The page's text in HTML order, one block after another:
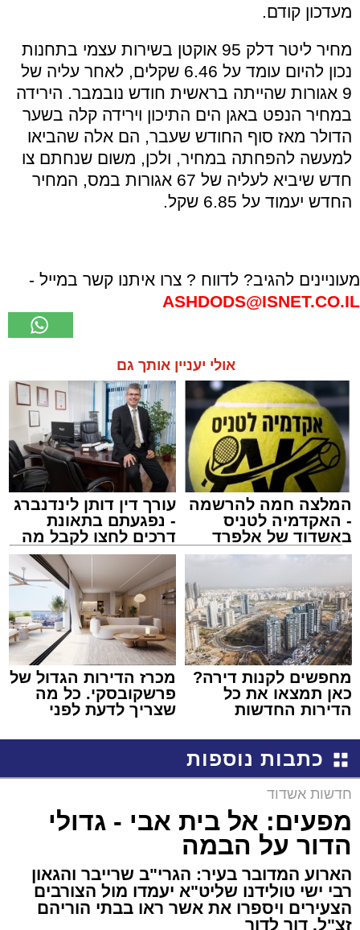
מעדכון קודם.
מחיר ליטר דלק 95 אוקטן בשירות עצמי בתחנות
נכון להיום עומד על 6.46 שקלים, לאחר עליה של
9 אגורות שהייתה בראשית חודש נובמבר. הירידה
במחיר הנפט באגן הים התיכון וירידה קלה בשער
הדולר מאז סוף החודש שעבר, הם אלה שהביאו
למעשה להפחתה במחיר, ולכן, משום שנחתם צו
חדש שיביא לעליה של 67 אגורות במס, המחיר
החדש יעמוד על 6.85 שקל.
מעוניינים להגיב? לדווח ? צרו איתנו קשר במייל -
ASHDODS@ISNET.CO.IL
אולי יעניין אותך גם
המלצה חמה להרשמה
- האקדמיה לטניס
באשדוד של אלפרד
קריאולנסקי - לילדים
עורך דין דותן לינדנברג
- נפגעתם בתאונת
דרכים לחצו לקבל מה
שמגיע לכם
מחפשים לקנות דירה?
כאן תמצאו את כל
הדירות החדשות
מכרז הדירות הגדול של
פרשקובסקי. כל מה
שצריך לדעת לפני
באשדוד
כתבות נוספות
חדשות אשדוד
מפעים: אל בית אבי - גדולי
הדור על הבמה
הארוע המדובר בעיר: הגרי"ב שרייבר והגאון
רבי ישי טולידנו שליט"א יעמדו מול הצורבים
הצעירים ויספרו את אשר ראו בבתי הוריהם
זצ"ל. דור לדור